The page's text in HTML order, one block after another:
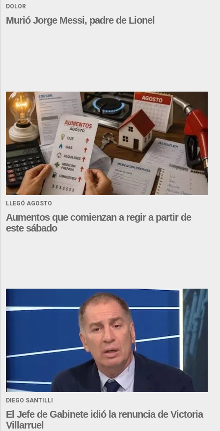
DOLOR
Murió Jorge Messi, padre de Lionel
LLEGÓ AGOSTO
Aumentos que comienzan a regir a partir de
este sábado
DIEGO SANTILLI
El Jefe de Gabinete idió la renuncia de Victoria
Villarruel